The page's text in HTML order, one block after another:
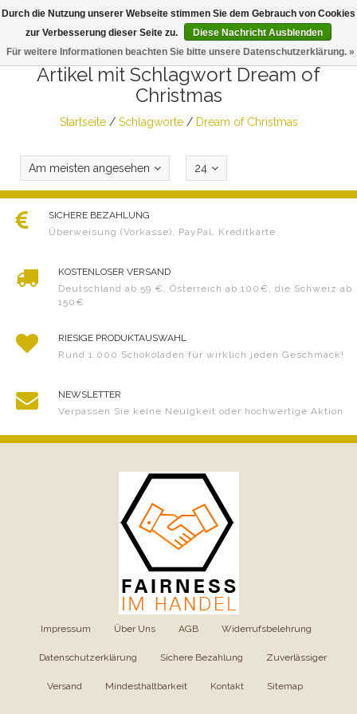
Artikel mit Schlagwort Dream of
Christmas
Startseite/ Schlagworte/ Dream of Christmas
Am meisten angesehen 24
SICHERE BEZAHLUNG
Überweisung (Vorkasse), PayPal, Kreditkarte
KOSTENLOSER VERSAND
Deutschland ab 59 €, Österreich ab 100€, die Schweiz ab
150€
RIESIGE PRODUKTAUSWAHL
Rund 1.000 Schokoladen für wirklich jeden Geschmack!
NEWSLETTER
Verpassen Sie keine Neuigkeit oder hochwertige Aktion
Impressum Über Uns AGB Widerrufsbelehrung
Datenschutzerklärung Sichere Bezahlung Zuverlässiger
Versand Mindesthaltbarkeit Kontakt Sitemap
Durch die Nutzung unserer Webseite stimmen Sie dem Gebrauch von Cookies
zur Verbesserung dieser Seite zu.
Diese Nachricht Ausblenden
Für weitere Informationen beachten Sie bitte unsere Datenschutzerklärung. »